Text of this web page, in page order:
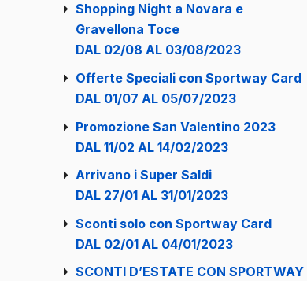
Shopping Night a Novara e
Gravellona Toce
DAL 02/08 AL 03/08/2023
Offerte Speciali con Sportway Card
DAL 01/07 AL 05/07/2023
Promozione San Valentino 2023
DAL 11/02 AL 14/02/2023
Arrivano i Super Saldi
DAL 27/01 AL 31/01/2023
Sconti solo con Sportway Card
DAL 02/01 AL 04/01/2023
SCONTI D’ESTATE CON SPORTWAY